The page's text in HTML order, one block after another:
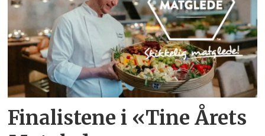
Finalistene i «Tine Årets